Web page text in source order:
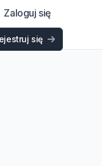
Zaloguj się
się